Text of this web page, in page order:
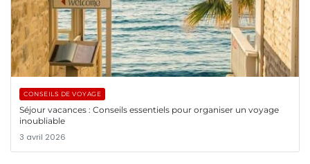
CONSEILS DE VOYAGE
Séjour vacances : Conseils essentiels pour organiser un voyage
inoubliable
3 avril 2026